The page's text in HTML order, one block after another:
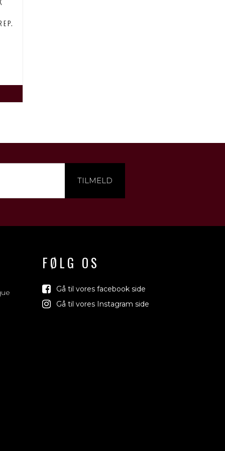
TILMELD
FØLG OS
Gå til vores facebook side
Gå til vores Instagram side